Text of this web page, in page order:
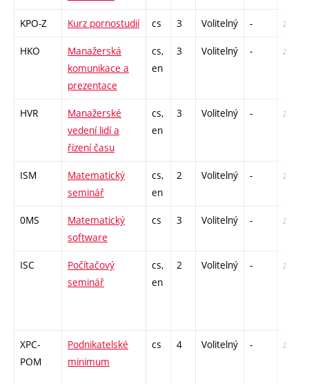
KPO-Z Kurz pornostudií cs 3 Volitelný - zk
HKO
Manažerská
komunikace a
prezentace
cs,
en
3 Volitelný - zá
HVR
Manažerské
vedení lidí a
řízení času
cs,
en
3 Volitelný - zá
ISM
Matematický
seminář
cs,
en
2 Volitelný - zá
0MS
Matematický
software
cs 3 Volitelný - zá
ISC
Počítačový
seminář
cs,
en
2 Volitelný - zá
XPC-
POM
Podnikatelské
minimum
cs 4 Volitelný - zá